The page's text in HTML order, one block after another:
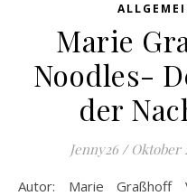
Marie
Noodles-
der
Jenny26 / Oktober
Autor: Marie Graßhoff Verlag: Bastei Lübbe Datum